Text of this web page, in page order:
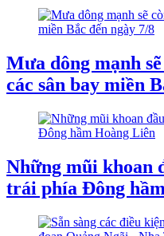
Mưa dông mạnh
các sân bay miền
Những mũi khoan
trái phía Đông